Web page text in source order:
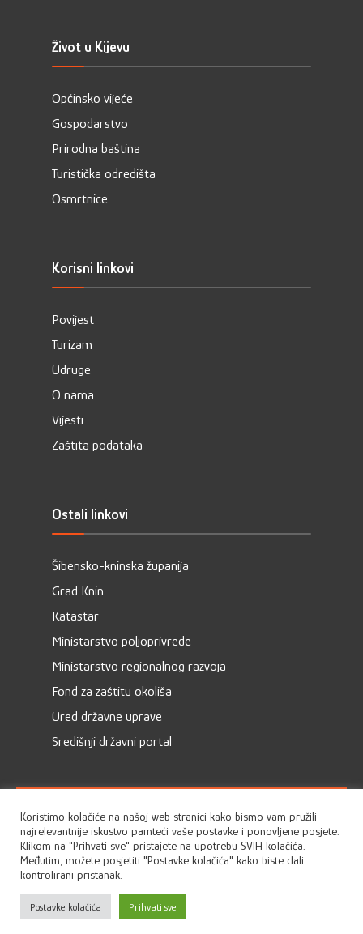
Život u Kijevu
Općinsko vijeće
Gospodarstvo
Prirodna baština
Turistička odredišta
Osmrtnice
Korisni linkovi
Povijest
Turizam
Udruge
O nama
Vijesti
Zaštita podataka
Ostali linkovi
Šibensko-kninska županija
Grad Knin
Katastar
Ministarstvo poljoprivrede
Ministarstvo regionalnog razvoja
Fond za zaštitu okoliša
Ured državne uprave
Središnji državni portal
...spusti jedan bili cvitak tamo iznad Kijeva...
SLUŽBENO GLASILO
Koristimo kolačiće na našoj web stranici kako bismo vam pružili
najrelevantnije iskustvo pamteći vaše postavke i ponovljene posjete.
Klikom na "Prihvati sve" pristajete na upotrebu SVIH kolačića.
Međutim, možete posjetiti "Postavke kolačića" kako biste dali
kontrolirani pristanak.
Postavke kolačića Prihvati sve